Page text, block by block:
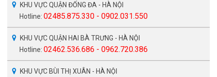
KHU VỰC QUẬN ĐỐNG ĐA - HÀ NỘI
Hotline: 02485.875.330 - 0902.031.550
KHU VỰC QUẬN HAI BÀ TRƯNG - HÀ NỘI
Hotline: 02462.536.686 - 0962.720.386
KHU VỰC BÙI THỊ XUÂN - HÀ NỘI